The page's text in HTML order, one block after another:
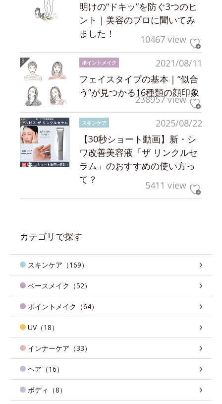
明けの“ドキッ”を防ぐ3つのヒ
ント｜美容のプロに聞いてみ
ました！
10467 view
2021/08/11
ポイントメイク
フェイスタイプの基本｜“似合
う”が見つかる16種類の顔印象
238957 view
2025/08/22
スキンケア
【30秒ショート動画】新・シ
ワ改善美容液「ザ リンクルセ
ラム」のおすすめの使い方っ
て？
5411 view
カテゴリで探す
スキンケア（169）
ベースメイク（52）
ポイントメイク（64）
UV（18）
インナーケア（33）
ヘア（16）
ボディ（8）